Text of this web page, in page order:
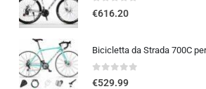
0out of 5
€616.20
0out of 5
€529.99